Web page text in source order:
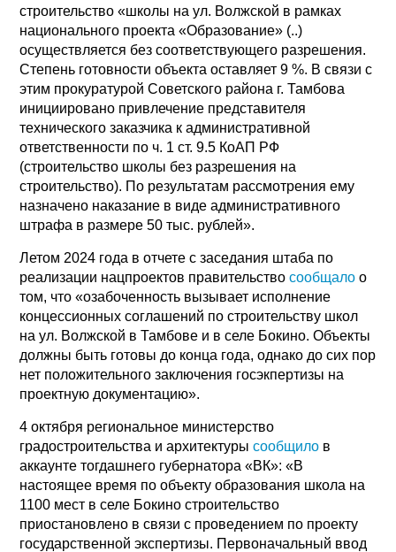
строительство «школы на ул. Волжской в рамках
национального проекта «Образование» (..)
осуществляется без соответствующего разрешения.
Степень готовности объекта оставляет 9 %. В связи с
этим прокуратурой Советского района г. Тамбова
инициировано привлечение представителя
технического заказчика к административной
ответственности по ч. 1 ст. 9.5 КоАП РФ
(строительство школы без разрешения на
строительство). По результатам рассмотрения ему
назначено наказание в виде административного
штрафа в размере 50 тыс. рублей».
Летом 2024 года в отчете с заседания штаба по
реализации нацпроектов правительствосообщало о
том, что «озабоченность вызывает исполнение
концессионных соглашений по строительству школ
на ул. Волжской в Тамбове и в селе Бокино. Объекты
должны быть готовы до конца года, однако до сих пор
нет положительного заключения госэкпертизы на
проектную документацию».
4 октября региональное министерство
градостроительства и архитектурысообщило в
аккаунте тогдашнего губернатора «ВК»: «В
настоящее время по объекту образования школа на
1100 мест в селе Бокино строительство
приостановлено в связи с проведением по проекту
государственной экспертизы. Первоначальный ввод